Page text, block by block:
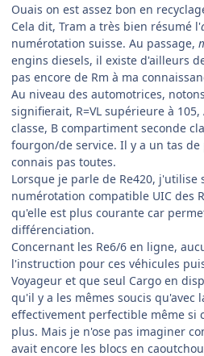
Ouais on est assez bon en
Cela dit, Tram a très bien résumé l'
numérotation suisse. Au passage,
engins diesels, il existe d'ailleurs
pas encore de Rm à ma
Au niveau des automotrices,
signifierait, R=VL supérieure à
classe, B compartiment seconde
fourgon/de service. Il y a un tas
connais pas toutes.
Lorsque je parle de Re420, j'utilise
numérotation compatible UIC des
qu'elle est plus courante car
différenciation.
Concernant les Re6/6 en ligne,
l'instruction pour ces véhicules
Voyageur et que seul Cargo en
qu'il y a les mêmes soucis qu'avec
effectivement perfectible même si
plus. Mais je n'ose pas imaginer
avait encore les blocs en